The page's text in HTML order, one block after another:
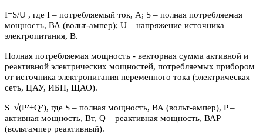
I=S/U , где I – потребляемый ток, А; S – полная потребляемая
мощность, ВА (вольт-ампер); U – напряжение источника
электропитания, В.
Полная потребляемая мощность - векторная сумма активной и
реактивной электрических мощностей, потребляемых прибором
от источника электропитания переменного тока (электрическая
сеть, ЦАУ, ИБП, ЩАО).
S=√(P²+Q²), где S – полная мощность, ВА (вольт-ампер), P –
активная мощность, Вт, Q – реактивная мощность, ВАР
(вольтампер реактивный).